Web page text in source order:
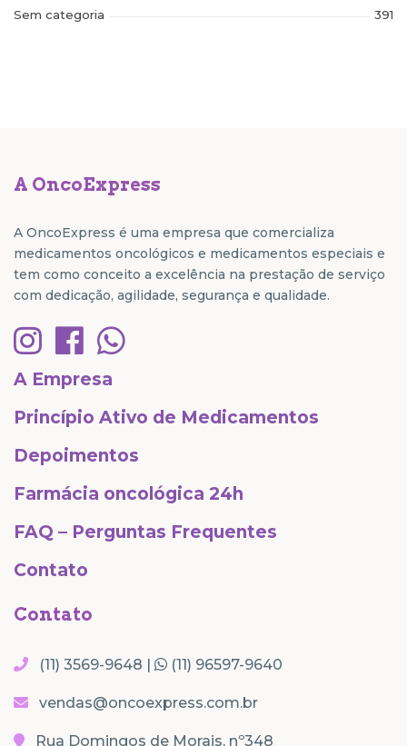
Sem categoria 391
A OncoExpress
A OncoExpress é uma empresa que comercializa
medicamentos oncológicos e medicamentos especiais e
tem como conceito a excelência na prestação de serviço
com dedicação, agilidade, segurança e qualidade.
A Empresa
Princípio Ativo de Medicamentos
Depoimentos
Farmácia oncológica 24h
FAQ – Perguntas Frequentes
Contato
Contato
(11) 3569-9648 | (11) 96597-9640
vendas@oncoexpress.com.br
Rua Domingos de Morais, nº348